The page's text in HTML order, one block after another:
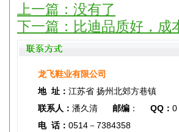
上一篇：没有了
下一篇： 比迪品质好，成
龙飞鞋业有限公司
地 址： 江苏省 扬州北郊方巷镇
联系人： 潘久清 邮编 ： QQ： 0
电 话： 0514－7384358